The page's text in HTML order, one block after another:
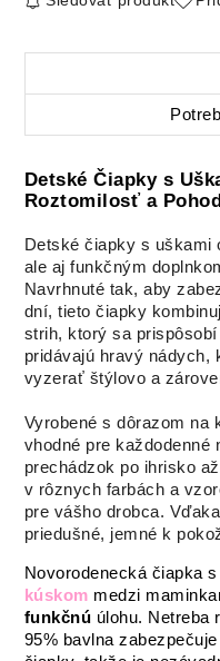
Detské Čiapky s
Roztomilosť a
Detské čiapky s uškami
ale aj funkčným
Navrhnuté tak, aby
dní, tieto čiapky
strih, ktorý sa
pridávajú hravý nádych,
vyzerať štýlovo a
Vyrobené s dôrazom na
vhodné pre každodenné
prechádzok po ihrisko
v rôznych farbách a
pre vášho drobca.
priedušné, jemné k
Novorodenecká čiapka
kúskom medzi
funkčnú úlohu. Netreba
95% bavlna zabezpečuje